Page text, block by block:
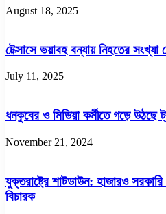
August 18, 2025
টেক্সাসে ভয়াবহ বন্যায় নিহতের সংখ্যা
July 11, 2025
ধনকুবের ও মিডিয়া কর্মীতে গড়ে উঠছে
November 21, 2024
যুক্তরাষ্ট্রে শাটডাউন: হাজারও
বিচারক